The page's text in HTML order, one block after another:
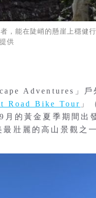
，能在陡峭的懸崖上穩
供
Adventures」戶
Road Bike Tour 」
的黃金夏季期間出
壯麗的高山景觀之一